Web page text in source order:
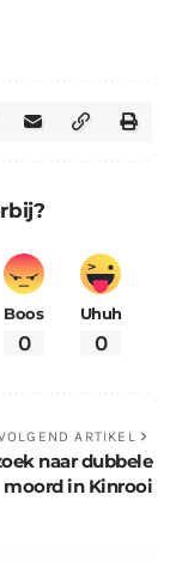
Boos
0
Uhuh
0
ARTIKEL
naar dubbele
moord in Kinrooi